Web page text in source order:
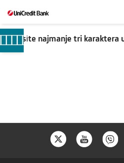
Unesite najmanje tri karaktera